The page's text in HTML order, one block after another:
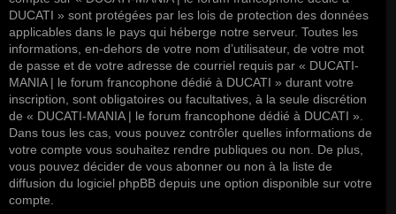
DUCATI » sont protégées par les lois de protection des données
applicables dans le pays qui héberge notre serveur. Toutes les
informations, en-dehors de votre nom d’utilisateur, de votre mot
de passe et de votre adresse de courriel requis par « DUCATI-
MANIA | le forum francophone dédié à DUCATI » durant votre
inscription, sont obligatoires ou facultatives, à la seule discrétion
de « DUCATI-MANIA | le forum francophone dédié à DUCATI ».
Dans tous les cas, vous pouvez contrôler quelles informations de
votre compte vous souhaitez rendre publiques ou non. De plus,
vous pouvez décider de vous abonner ou non à la liste de
diffusion du logiciel phpBB depuis une option disponible sur votre
compte.